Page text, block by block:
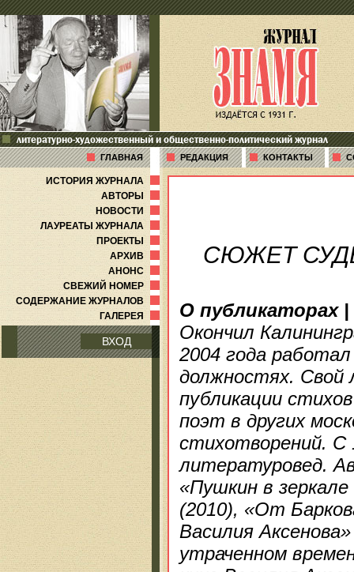
литературно-художественный и общественно-политический журнал
ГЛАВНАЯ РЕДАКЦИЯ КОНТАКТЫ
ИСТОРИЯ ЖУРНАЛА
АВТОРЫ
НОВОСТИ
ЛАУРЕАТЫ ЖУРНАЛА
ПРОЕКТЫ
АРХИВ
АНОНС
СВЕЖИЙ НОМЕР
СОДЕРЖАНИЕ ЖУРНАЛОВ
ГАЛЕРЕЯ
ВХОД
СЮЖЕТ
О публикаторах|
Окончил
2004 года
должностях. Свой
публикации
поэт в других
стихотворений. С
литературовед.
«Пушкин в
(2010), «От
Василия
утраченном